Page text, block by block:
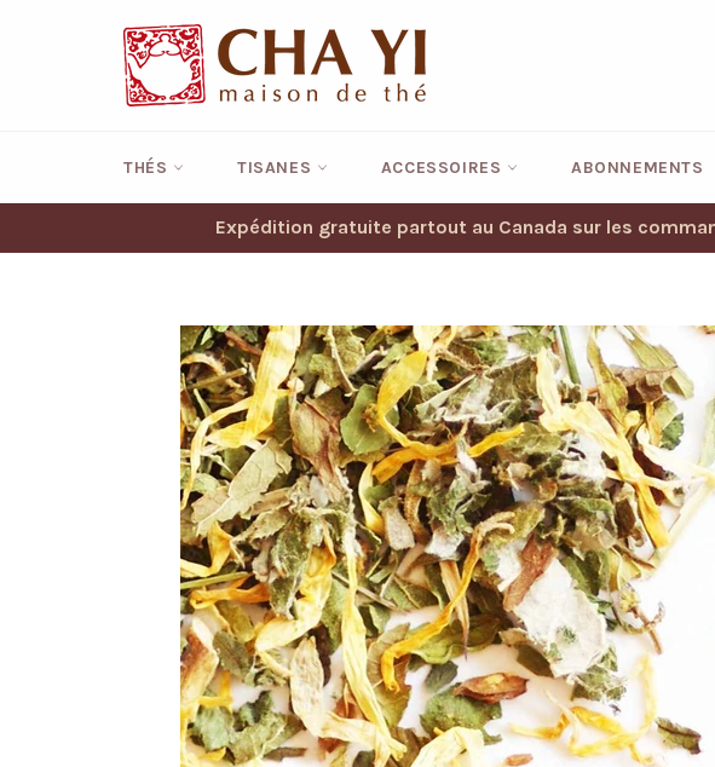
THÉS TISANES ACCESSOIRES ABONNEMENTS
Expédition gratuite partout au Canada sur les